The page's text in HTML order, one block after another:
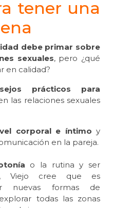
tener una
debe primar sobre
sexuales, pero ¿qué
en calidad?
prácticos para
las relaciones sexuales
corporal e íntimo y
en la pareja.
o la rutina y ser
Viejo cree que es
nuevas formas de
todas las zonas